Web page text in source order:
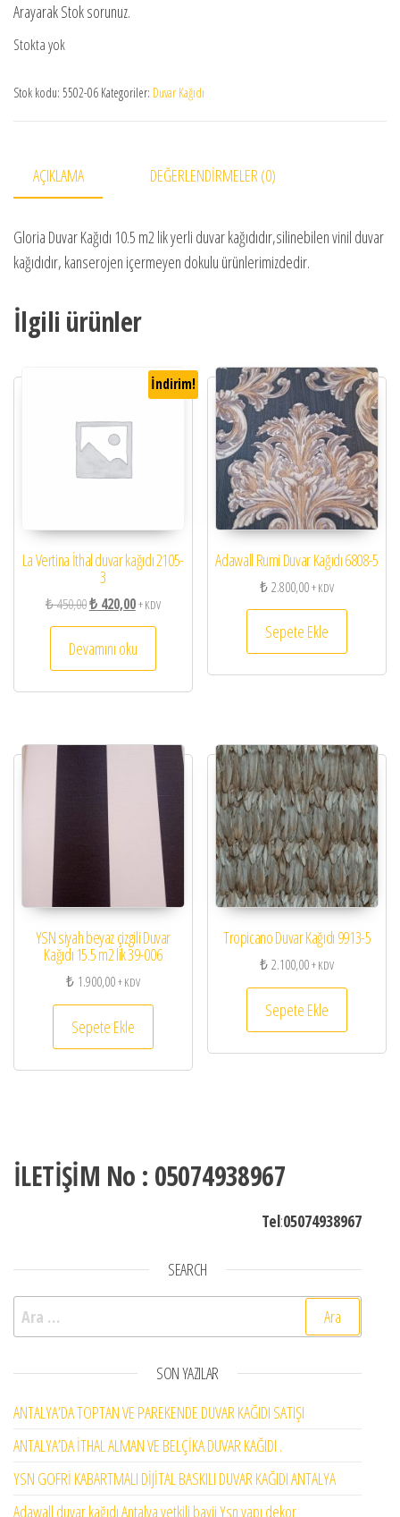
Arayarak Stok sorunuz.
Stokta yok
Stok kodu: 5502-06 Kategoriler: Duvar Kağıdı
AÇIKLAMA DEĞERLENDIRMELER (0)
Gloria Duvar Kağıdı 10.5 m2 lik yerli duvar kağıdıdır,silinebilen vinil duvar
kağıdıdır, kanserojen içermeyen dokulu ürünlerimizdedir.
İlgili ürünler
İndirim!
La Vertina İthal duvar kağıdı 2105-
3
₺450,00Orijinal fiyat: ₺ 450,00.
₺420,00Şu andaki fiyat: ₺ 420,00.
+ KDV
Devamını oku
Adawall Rumi Duvar Kağıdı 6808-5
₺2.800,00+ KDV
Sepete Ekle
YSN siyah beyaz çizgili Duvar
Kağıdı 15.5 m2 lik 39-006
₺1.900,00+ KDV
Sepete Ekle
Tropicano Duvar Kağıdı 9913-5
₺2.100,00+ KDV
Sepete Ekle
İLETİŞİM No : 05074938967
Tel:05074938967
SEARCH
Arama:
SON YAZILAR
ANTALYA’DA TOPTAN VE PAREKENDE DUVAR KAĞIDI SATIŞI
ANTALYA’DA İTHAL ALMAN VE BELÇİKA DUVAR KAĞIDI .
YSN GOFRİ KABARTMALI DİJİTAL BASKILI DUVAR KAĞIDI ANTALYA
Adawall duvar kağıdı Antalya yetkili bayii Ysn yapı dekor